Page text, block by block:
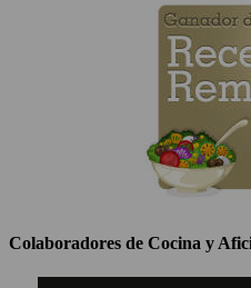
Colaboradores de Cocina y